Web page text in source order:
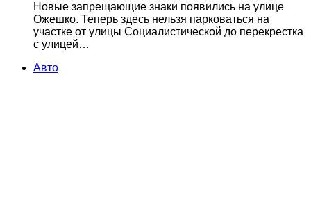
Новые запрещающие знаки появились на улице
Ожешко. Теперь здесь нельзя парковаться на
участке от улицы Социалистической до перекрестка
с улицей…
Авто